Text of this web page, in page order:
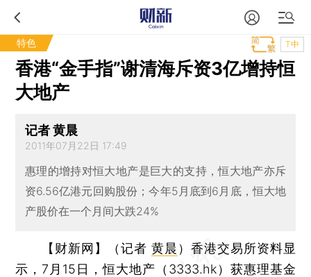
特色 T中
香港“金手指”谢清海斥资3亿增持恒
大地产
记者 黄晨
2011年07月22日 17:49
惠理的增持对恒大地产是巨大的支持，恒大地产亦斥
资6.56亿港元回购股份；今年5月底到6月底，恒大地
产股价在一个月间大跌24%
【财新网】（记者 黄晨 ） 香港交易所资料显
示，7月15日，恒大地产（3333.hk）获惠理基金